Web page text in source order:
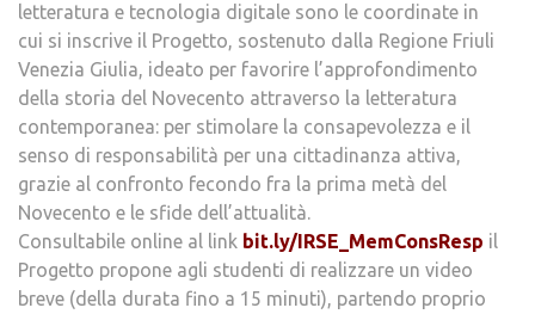
letteratura e tecnologia digitale sono le coordinate in
cui si inscrive il Progetto, sostenuto dalla Regione Friuli
Venezia Giulia, ideato per favorire l’approfondimento
della storia del Novecento attraverso la letteratura
contemporanea: per stimolare la consapevolezza e il
senso di responsabilità per una cittadinanza attiva,
grazie al confronto fecondo fra la prima metà del
Novecento e le sfide dell’attualità.
Consultabile online al link bit.ly/IRSE_MemConsResp il
Progetto propone agli studenti di realizzare un video
breve (della durata fino a 15 minuti), partendo proprio